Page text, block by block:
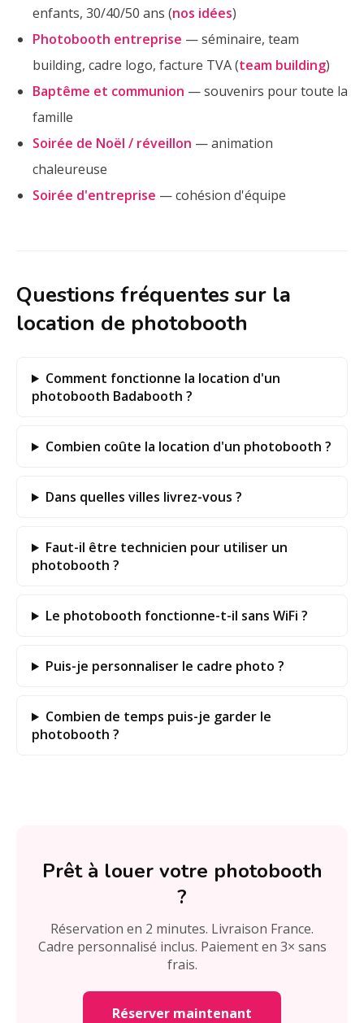
enfants, 30/40/50 ans (nos idées)
Photobooth entreprise — séminaire, team
building, cadre logo, facture TVA (team building)
Baptême et communion — souvenirs pour toute la
famille
Soirée de Noël / réveillon — animation
chaleureuse
Soirée d'entreprise — cohésion d'équipe
Questions fréquentes sur la
location de photobooth
Comment fonctionne la location d'un
photobooth Badabooth ?
Combien coûte la location d'un photobooth ?
Dans quelles villes livrez-vous ?
Faut-il être technicien pour utiliser un
photobooth ?
Le photobooth fonctionne-t-il sans WiFi ?
Puis-je personnaliser le cadre photo ?
Combien de temps puis-je garder le
photobooth ?
Prêt à louer votre photobooth
?
Réservation en 2 minutes. Livraison France.
Cadre personnalisé inclus. Paiement en 3× sans
frais.
Réserver maintenant